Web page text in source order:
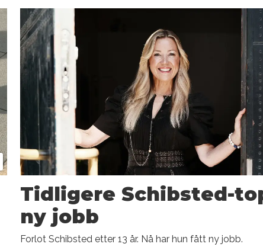
Tidligere Schibsted-
ny jobb
Forlot Schibsted etter 13 år. Nå har hun fått ny jobb.